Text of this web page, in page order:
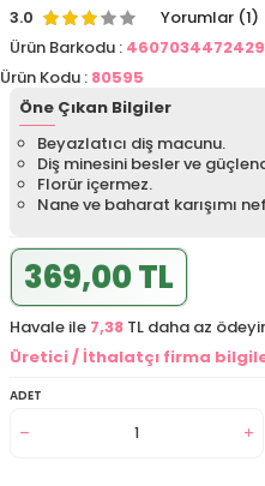
3.0
Yorumlar (1)
Ürün Barkodu : 4607034472429
Ürün Kodu : 80595
Öne Çıkan Bilgiler
Beyazlatıcı diş macunu.
Diş minesini besler ve
Florür içermez.
Nane ve baharat karışımı
369,00 TL
Havale ile 7,38 TL daha az
Üretici / İthalatçı firma
ADET